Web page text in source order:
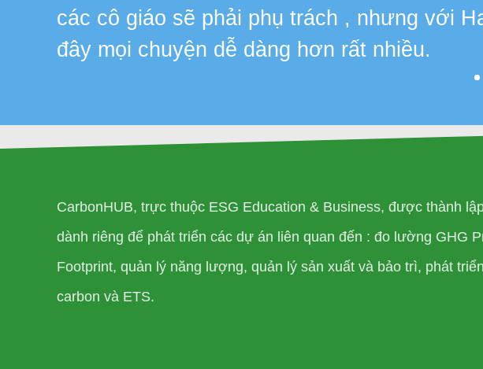
các cô giáo sẽ phải phụ trách , nhưng với
đây mọi chuyện dễ dàng hơn rất nhiều.
CarbonHUB, trực thuộc ESG Education & Business, được thành
dành riêng để phát triển các dự án liên quan đến : đo lường GHG
Footprint, quản lý năng lượng, quản lý sản xuất và bảo trì, phát
carbon và ETS.